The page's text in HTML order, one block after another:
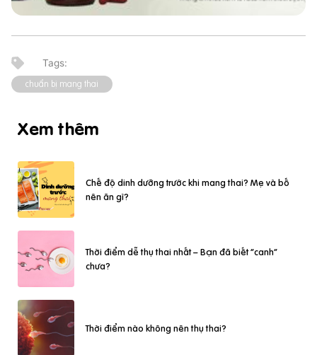
chuẩn bị mang thai
Xem thêm
Chế độ dinh dưỡng trước khi mang thai? Mẹ và bố
nên ăn gì?
Thời điểm dễ thụ thai nhất – Bạn đã biết “canh”
chưa?
Thời điểm nào không nên thụ thai?